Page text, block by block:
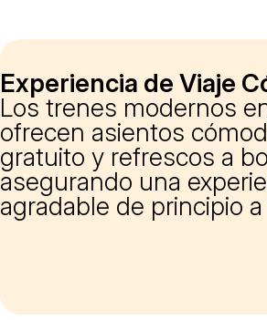
Experiencia de Viaje
Los trenes modernos
ofrecen asientos
gratuito y refrescos a
asegurando una
agradable de principio